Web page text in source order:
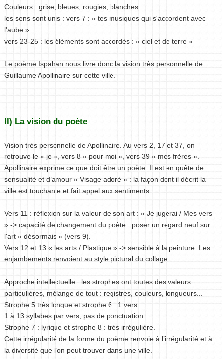
Couleurs : grise, bleues, rougies, blanches.
les sens sont unis : vers 7 : « tes musiques qui s'accordent avec
l'aube »
vers 23-25 : les éléments sont accordés : « ciel et de terre »
Le poème Ispahan nous livre donc la vision très personnelle de
Guillaume Apollinaire sur cette ville.
II) La vision du poète
Vision très personnelle de Apollinaire. Au vers 2, 17 et 37, on
retrouve le « je », vers 8 « pour moi », vers 39 « mes frères ».
Apollinaire exprime ce que doit être un poète. Il est en quête de
sensualité et d’amour « Visage adoré » : la façon dont il décrit la
ville est touchante et fait appel aux sentiments.
Vers 11 : réflexion sur la valeur de son art : « Je jugerai / Mes vers
» -> capacité de changement du poète : poser un regard neuf sur
l'art « désormais » (vers 9).
Vers 12 et 13 « les arts / Plastique » -> sensible à la peinture. Les
enjambements renvoient au style pictural du collage.
Approche intellectuelle : les strophes ont toutes des valeurs
particulières, mélange de tout : registres, couleurs, longueurs...
Strophe 5 très longue et strophe 6 : 1 vers.
1 à 13 syllabes par vers, pas de ponctuation.
Strophe 7 : lyrique et strophe 8 : très irrégulière.
Cette irrégularité de la forme du poème renvoie à l’irrégularité et à
la diversité que l’on peut trouver dans une ville.